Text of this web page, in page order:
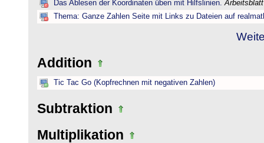
Das Ablesen der Koordinaten üben mit Hilfslinien.
Thema: Ganze Zahlen Seite mit Links zu Dateien auf
Addition
Tic Tac Go (Kopfrechnen mit negativen Zahlen)
Subtraktion
Multiplikation